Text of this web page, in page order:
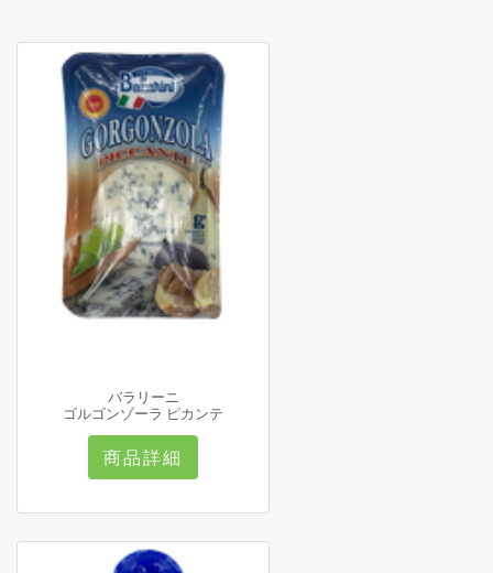
バラリーニ
ゴルゴンゾーラ ピカンテ
商品詳細